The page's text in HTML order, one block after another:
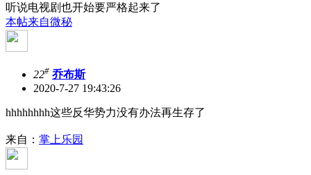
听说电视剧也开始要严格起来了
本帖来自微秘
22# 乔布斯
2020-7-27 19:43:26
hhhhhhhh这些反华势力没有办法再生存了
来自： 掌上乐园